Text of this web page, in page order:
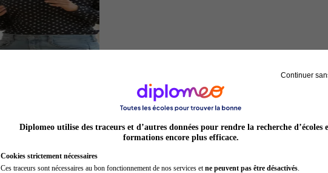
Chef de projet
Continuer
Diplomeo utilise des traceurs et d’autres données pour rendre la recherche d’écoles
formations encore plus efficace.
Cookies strictement nécessaires
Ces traceurs sont nécessaires au bon fonctionnement de nos services et ne peuvent pas être désactivés.